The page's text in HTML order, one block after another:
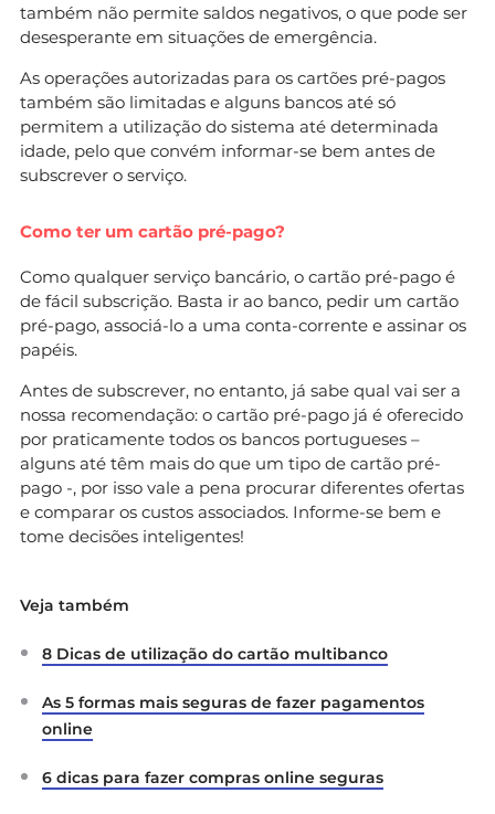
também não permite saldos negativos, o que pode ser
desesperante em situações de emergência.
As operações autorizadas para os cartões pré-pagos
também são limitadas e alguns bancos até só
permitem a utilização do sistema até determinada
idade, pelo que convém informar-se bem antes de
subscrever o serviço.
Como ter um cartão pré-pago?
Como qualquer serviço bancário, o cartão pré-pago é
de fácil subscrição. Basta ir ao banco, pedir um cartão
pré-pago, associá-lo a uma conta-corrente e assinar os
papéis.
Antes de subscrever, no entanto, já sabe qual vai ser a
nossa recomendação: o cartão pré-pago já é oferecido
por praticamente todos os bancos portugueses –
alguns até têm mais do que um tipo de cartão pré-
pago -, por isso vale a pena procurar diferentes ofertas
e comparar os custos associados. Informe-se bem e
tome decisões inteligentes!
Veja também
8 Dicas de utilização do cartão multibanco
As 5 formas mais seguras de fazer pagamentos
online
6 dicas para fazer compras online seguras